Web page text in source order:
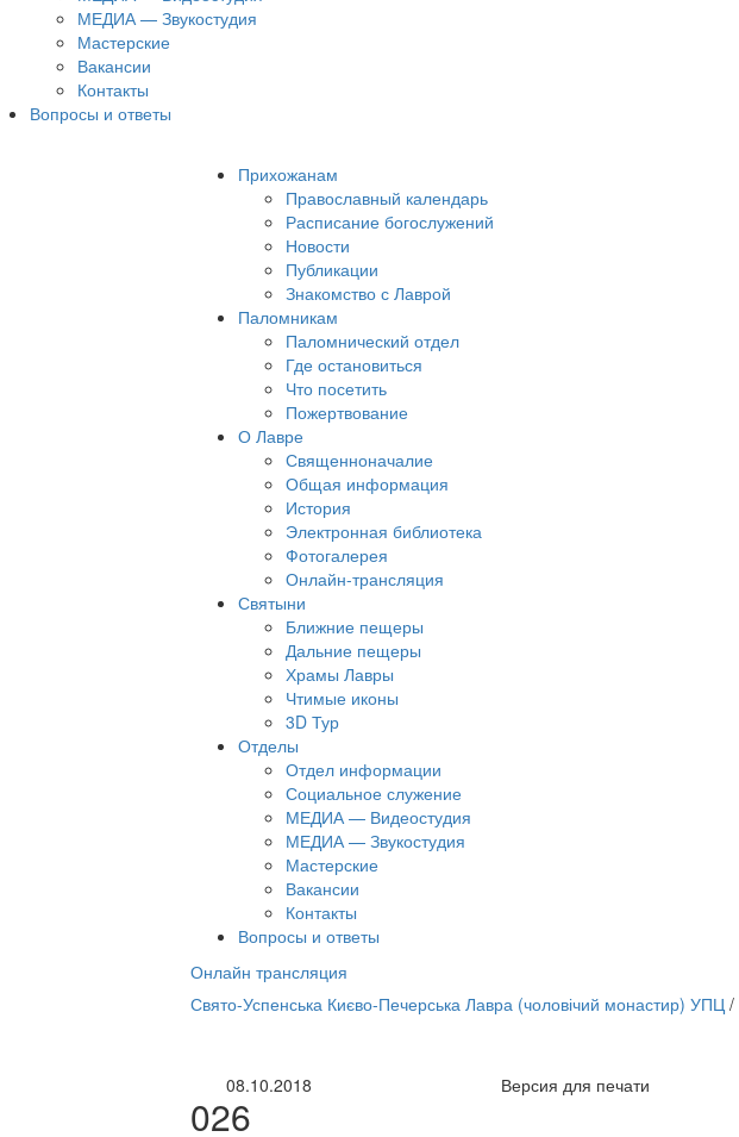
МЕДИА — Звукостудия
Мастерские
Вакансии
Контакты
Вопросы и ответы
Прихожанам
Православный календарь
Расписание богослужений
Новости
Публикации
Знакомство с Лаврой
Паломникам
Паломнический отдел
Где остановиться
Что посетить
Пожертвование
О Лавре
Священноначалие
Общая информация
История
Электронная библиотека
Фотогалерея
Онлайн-трансляция
Святыни
Ближние пещеры
Дальние пещеры
Храмы Лавры
Чтимые иконы
3D Тур
Отделы
Отдел информации
Социальное служение
МЕДИА — Видеостудия
МЕДИА — Звукостудия
Мастерские
Вакансии
Контакты
Вопросы и ответы
Онлайн трансляция
12 сентября
Свято-Успенська Києво-Печерська Лавра (чоловічий монастир) УПЦ/
08.10.2018 Версия для печати
026